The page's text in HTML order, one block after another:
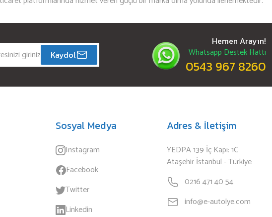
Kaydol
Hemen Arayın!
Whatsapp Destek Hattı
0543 967 8260
Sosyal Medya
Instagram
Facebook
Twitter
Linkedin
Adres & İletişim
YEDPA 139 İç Kapı: 1C
Ataşehir İstanbul - Türkiye
0216 471 40 54
info@e-autolye.com